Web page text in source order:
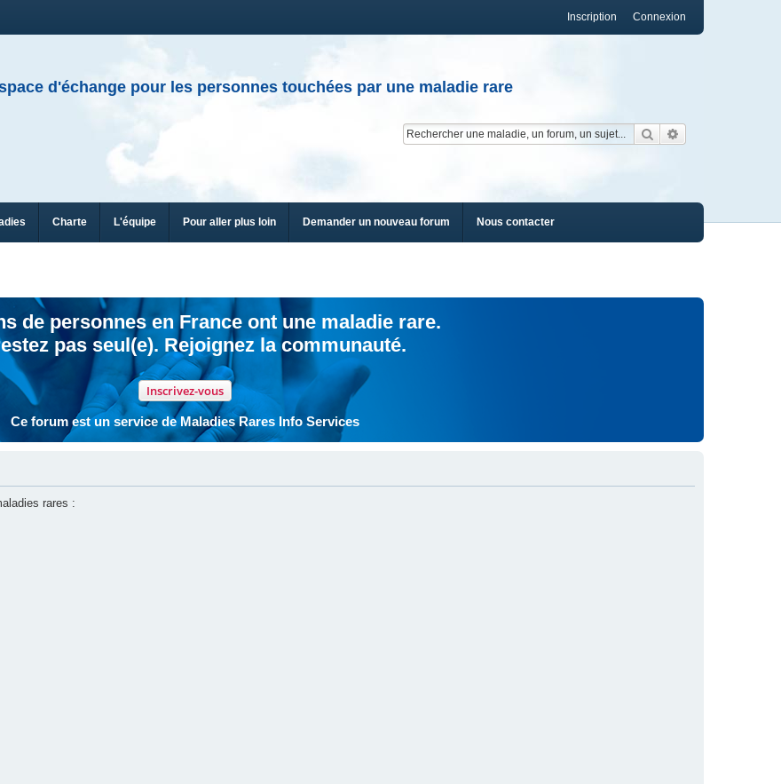
Connexion
Inscription
d'échange pour les personnes touchées par une maladie rare
Rechercher
Charte L'équipe Pour aller plus loin Demander un nouveau forum Nous contacter
de personnes en France ont une maladie rare.
pas seul(e). Rejoignez la communauté.
Inscrivez-vous
Ce forum est un service de Maladies Rares Info Services
rares :